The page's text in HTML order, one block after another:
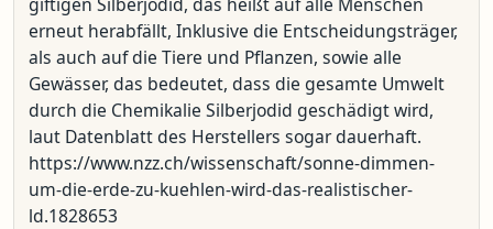
erneut herabfällt, Inklusive die Entscheidungsträger,
als auch auf die Tiere und Pflanzen, sowie alle
Gewässer, das bedeutet, dass die gesamte Umwelt
durch die Chemikalie Silberjodid geschädigt wird,
laut Datenblatt des Herstellers sogar dauerhaft.
https://www.nzz.ch/wissenschaft/sonne-dimmen-
um-die-erde-zu-kuehlen-wird-das-realistischer-
ld.1828653